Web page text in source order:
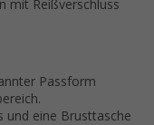
mit Reißverschluss
Passform
und eine Brusttasche